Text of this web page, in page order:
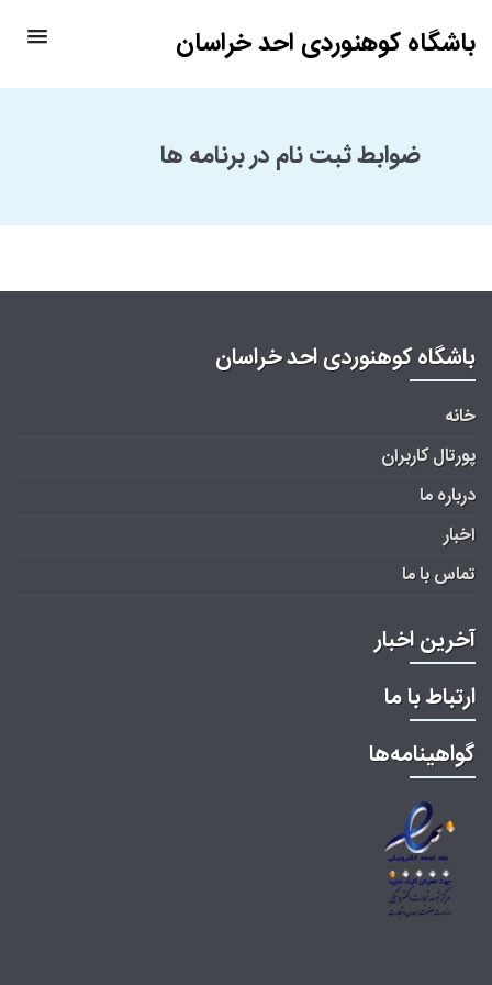
باشگاه کوهنوردی احد خراسان
ضوابط ثبت نام در برنامه ها
باشگاه کوهنوردی احد خراسان
خانه
پورتال کاربران
درباره ما
اخبار
تماس با ما
آخرین اخبار
ارتباط با ما
گواهینامه‌ها